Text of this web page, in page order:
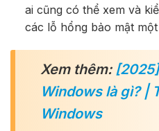
ai cũng có thể xem và
các lỗ hổng bảo mật
Xem thêm:
Windows là gì? |
Windows